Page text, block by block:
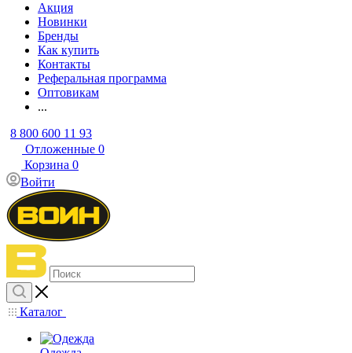
Акция
Новинки
Бренды
Как купить
Контакты
Реферальная программа
Оптовикам
...
8 800 600 11 93
Отложенные 0
Корзина 0
Войти
Каталог